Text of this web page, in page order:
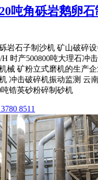
吨角砾岩鹅卵
岩石子制沙机 矿山破碎
H 时产500800吨大理石冲
械 矿粉立式磨机的生产
冲击破碎机振动监测 云
吨锆英砂粉碎制砂机
8511